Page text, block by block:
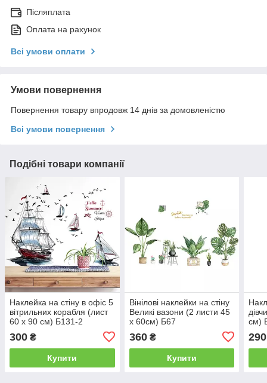
Післяплата
Оплата на рахунок
Всі умови оплати
Умови повернення
Повернення товару впродовж 14 днів за домовленістю
Всі умови повернення
Подібні товари компанії
Наклейка на стіну в офіс 5
вітрильних корабля (лист
60 х 90 см) Б131-2
300 ₴
Купити
Вінілові наклейки на стіну
Великі вазони (2 листи 45
х 60см) Б67
360₴
Купити
см)
290